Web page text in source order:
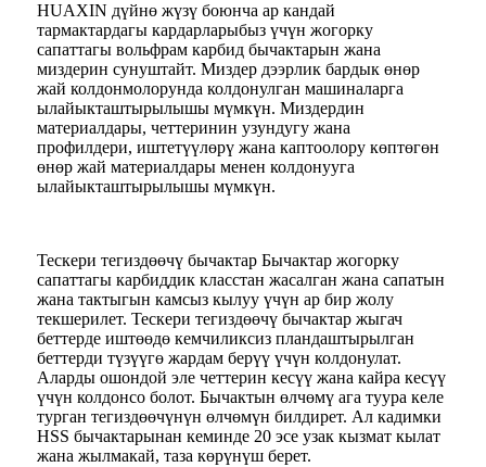
HUAXIN дүйнө жүзү боюнча ар кандай
тармактардагы кардарларыбыз үчүн жогорку
сапаттагы вольфрам карбид бычактарын жана
миздерин сунуштайт. Миздер дээрлик бардык өнөр
жай колдонмолорунда колдонулган машиналарга
ылайыкташтырылышы мүмкүн. Миздердин
материалдары, четтеринин узундугу жана
профилдери, иштетүүлөрү жана каптоолору көптөгөн
өнөр жай материалдары менен колдонууга
ылайыкташтырылышы мүмкүн.
Тескери тегиздөөчү бычактар ​​Бычактар ​​жогорку
сапаттагы карбиддик класстан жасалган жана сапатын
жана тактыгын камсыз кылуу үчүн ар бир жолу
текшерилет. Тескери тегиздөөчү бычактар ​​жыгач
беттерде иштөөдө кемчиликсиз пландаштырылган
беттерди түзүүгө жардам берүү үчүн колдонулат.
Аларды ошондой эле четтерин кесүү жана кайра кесүү
үчүн колдонсо болот. Бычактын өлчөмү ага туура келе
турган тегиздөөчүнүн өлчөмүн билдирет. Ал кадимки
HSS бычактарынан кеминде 20 эсе узак кызмат кылат
жана жылмакай, таза көрүнүш берет.